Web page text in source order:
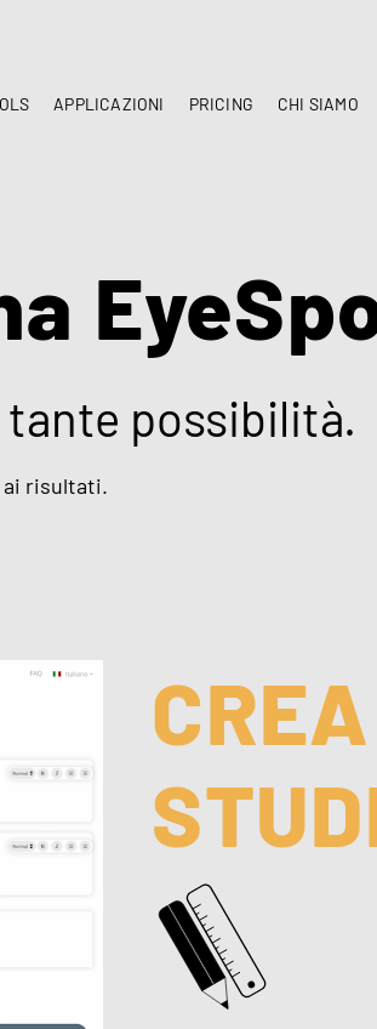
APPLICAZIONI PRICING CHI SIAMO
tante possibilità.
risultati.